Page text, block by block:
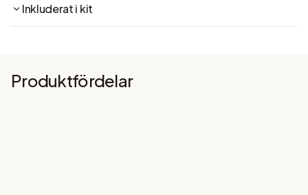
Inkluderat i kit
Produktfördelar